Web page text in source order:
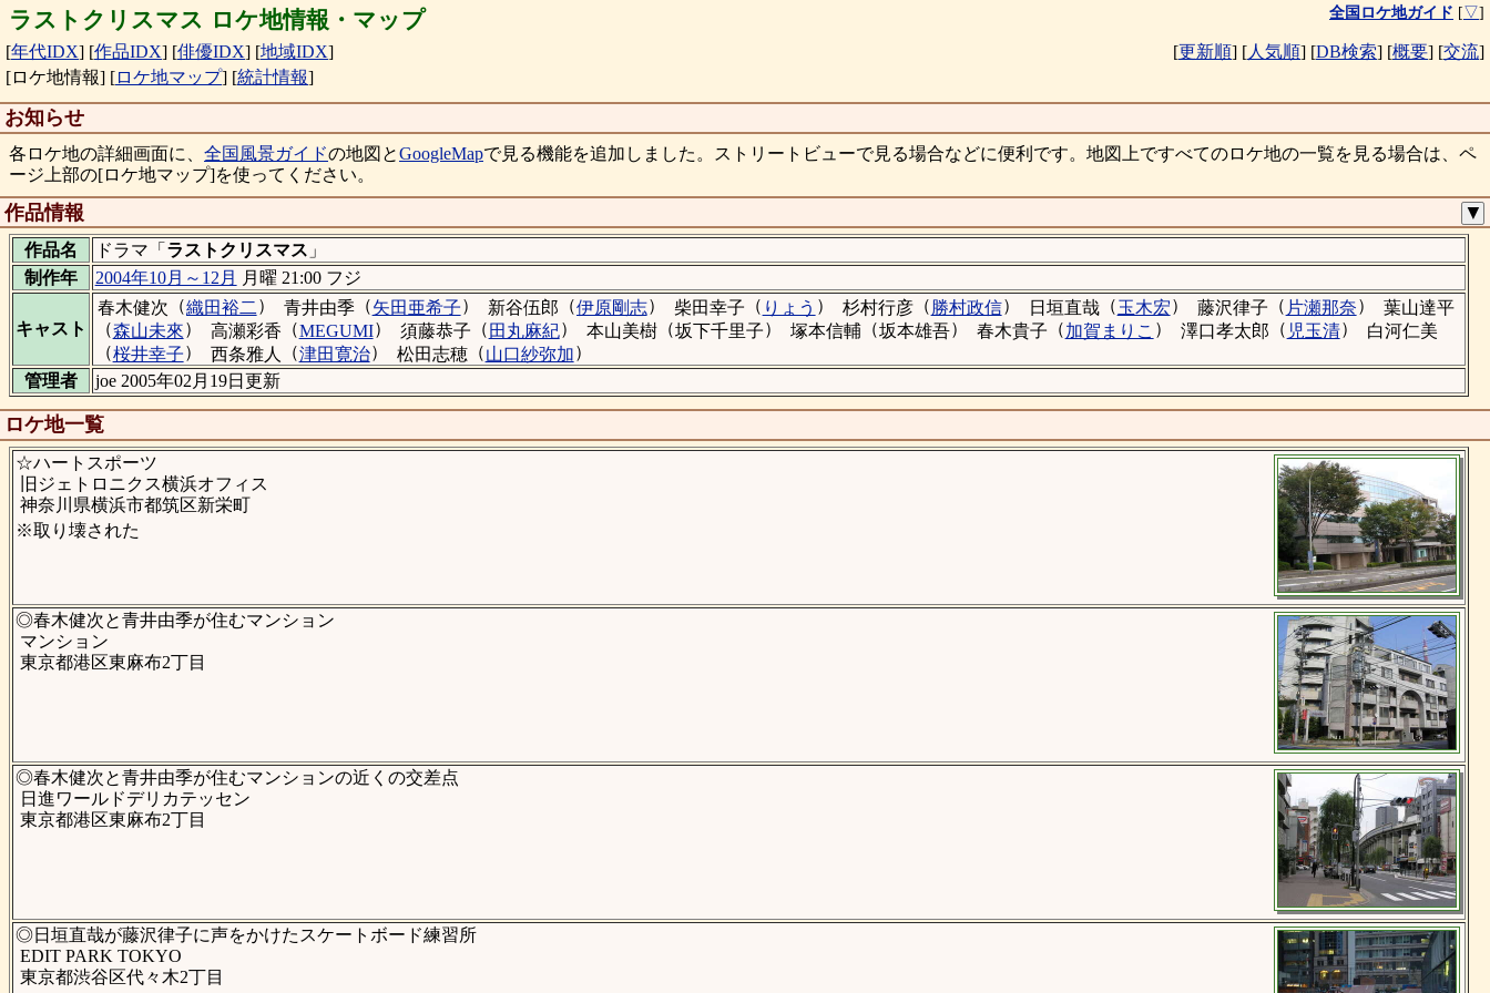
ラストクリスマス ロケ地情報・マップ 全国ロケ地ガイド [▽]
[年代IDX] [作品IDX] [俳優IDX] [地域IDX] [更新順] [人気順] [DB検索] [概要] [交流]
[ロケ地情報] [ロケ地マップ] [統計情報]
お知らせ
各ロケ地の詳細画面に、 全国風景ガイドの地図とGoogleMapで見る機能を追加しました。ストリートビューで見る場合などに便利です。地図上ですべてのロケ地の一覧を見る場合は、ペ
ージ上部の[ロケ地マップ]を使ってください。
作品情報 ▼
作品名 ドラマ「 ラストクリスマス 」
制作年
2004年10月～12月 月曜 21:00 フジ
キャスト
春木健次 （織田裕二 ） 青井由季 （矢田亜希子） 新谷伍郎 （伊原剛志） 柴田幸子 （ りょう ） 杉村行彦（勝村政信） 日垣直哉（玉木宏） 藤沢律子 （ 片瀬那奈）
葉山達平
（森山未來） 高瀬彩香 （MEGUMI） 須藤恭子 （ 田丸麻紀） 本山美樹（坂下千里子） 塚本信輔（坂本雄吾） 春木貴子 （加賀まりこ ） 澤口孝太郎 （ 児玉清）
白河仁美
（桜井幸子） 西条雅人 （津田寛治） 松田志穂（山口紗弥加）
管理者
joe 2005年02月19日更新
ロケ地一覧
☆ハートスポーツ
旧ジェトロニクス横浜オフィス
神奈川県横浜市都筑区新栄町
※取り壊された
◎春木健次と青井由季が住むマンション
マンション
東京都港区東麻布2丁目
◎春木健次と青井由季が住むマンションの近くの交差点
日進ワールドデリカテッセン
東京都港区東麻布2丁目
◎日垣直哉が藤沢律子に声をかけたスケートボード練習所
EDIT PARK TOKYO
東京都渋谷区代々木2丁目